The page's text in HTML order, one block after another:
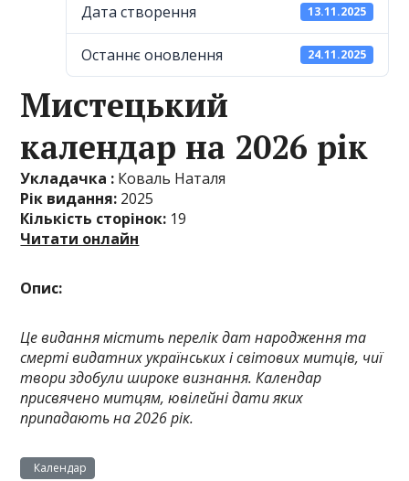
Дата створення 13.11.2025
Останнє оновлення 24.11.2025
Мистецький
календар на 2026 рік
Укладачка : Коваль Наталя
Рік видання: 2025
Кількість сторінок: 19
Читати онлайн
Опис:
Це видання містить перелік дат народження та
смерті видатних українських і світових митців, чиї
твори здобули широке визнання. Календар
присвячено митцям, ювілейні дати яких
припадають на 2026 рік.
Календар